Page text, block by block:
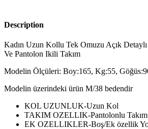
Description
Kadın Uzun Kollu Tek Omuzu Açık
Ve Pantolon Ikili Takım
Modelin Ölçüleri: Boy:165, Kg:55,
Modelin üzerindeki ürün M/38 bedendir
KOL UZUNLUK-Uzun Kol
TAKIM OZELLIK-Pantolonlu Takım
EK OZELLIKLER-Boş/Ek özellik